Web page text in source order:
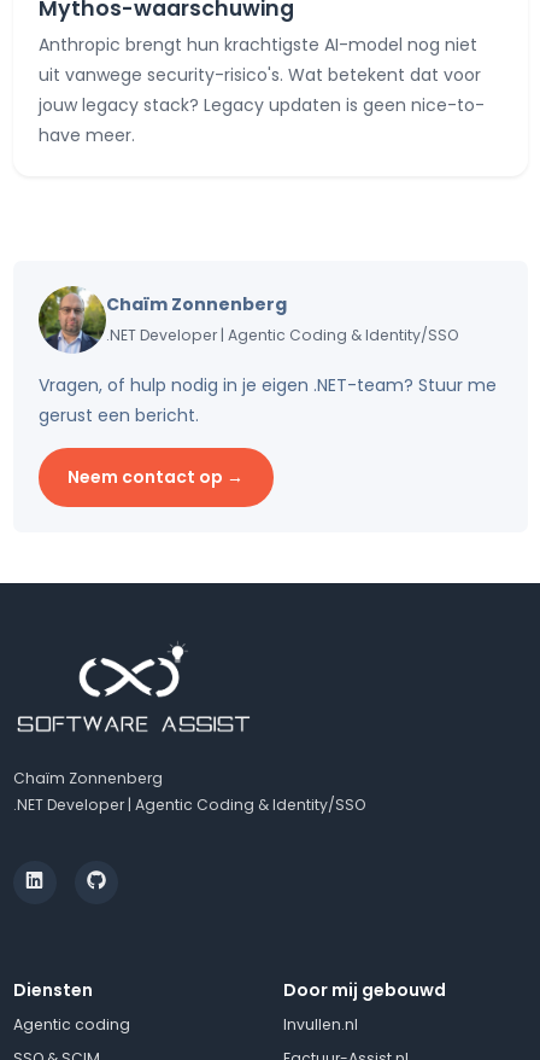
Mythos-waarschuwing
Anthropic brengt hun krachtigste AI-model nog niet
uit vanwege security-risico's. Wat betekent dat voor
jouw legacy stack? Legacy updaten is geen nice-to-
have meer.
Chaïm Zonnenberg
.NET Developer | Agentic Coding & Identity/SSO
Vragen, of hulp nodig in je eigen .NET-team? Stuur me
gerust een bericht.
Neem contact op →
Chaïm Zonnenberg
.NET Developer | Agentic Coding & Identity/SSO
Diensten
Agentic coding
Door mij gebouwd
Invullen.nl